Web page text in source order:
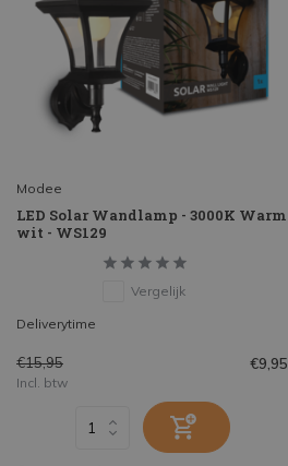
Modee
LED Solar Wandlamp - 3000K Warm
wit - WS129
Vergelijk
Deliverytime
€15,95 €9,95
Incl. btw